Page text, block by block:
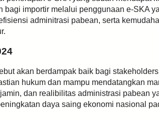
importir melalui penggunaan e-SKA
adminitrasi pabean, serta
akan berdampak baik bagi
hukum dan mampu mendatangkan
dan realibilitas administrasi pabean
daya saing ekonomi nasional